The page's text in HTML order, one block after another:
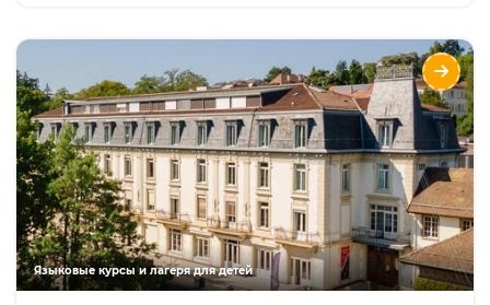
Языковые курсы и лагеря для детей
Летние языковые программы с Collège
Champittet в Лозанне
Курсы
Языки
Язык + спорт
Язык + отдых
каникулярный курс